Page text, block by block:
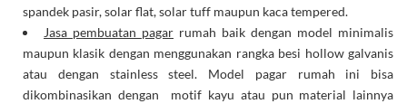
spandek pasir, solar flat, solar tuff maupun kaca tempered.
Jasa pembuatan pagar rumah baik dengan model minimalis
maupun klasik dengan menggunakan rangka besi hollow galvanis
atau dengan stainless steel. Model pagar rumah ini bisa
dikombinasikan dengan motif kayu atau pun material lainnya